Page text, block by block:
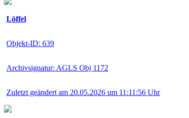
Löffel
Objekt-ID: 639
Archivsignatur: AGLS Obj 1172
Zuletzt geändert am 20.05.2026 um 11:11:56 Uhr